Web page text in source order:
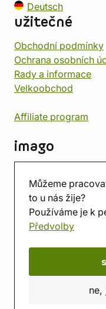
Můžeme
to u nás žije?
Používáme je k
Předvolby
ne,
Deutsch
užitečné
Obchodní podmínky
Ochrana osobních
Rady a informace
Velkoobchod
Affiliate program
imago
Prodejna
Herna
O nás
Hodnocení obchodu